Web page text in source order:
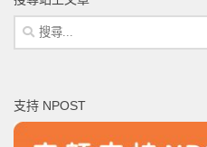
搜
尋
字:
支持 NPOST